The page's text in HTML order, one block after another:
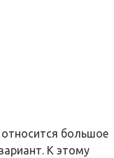
большое
К этому